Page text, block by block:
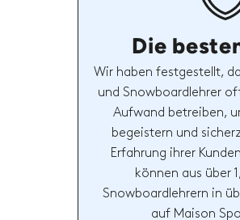
Die
Wir haben festgestellt,
und Snowboardlehrer
Aufwand betreiben,
begeistern und
Erfahrung ihrer
können aus über
Snowboardlehrern in
auf Maison